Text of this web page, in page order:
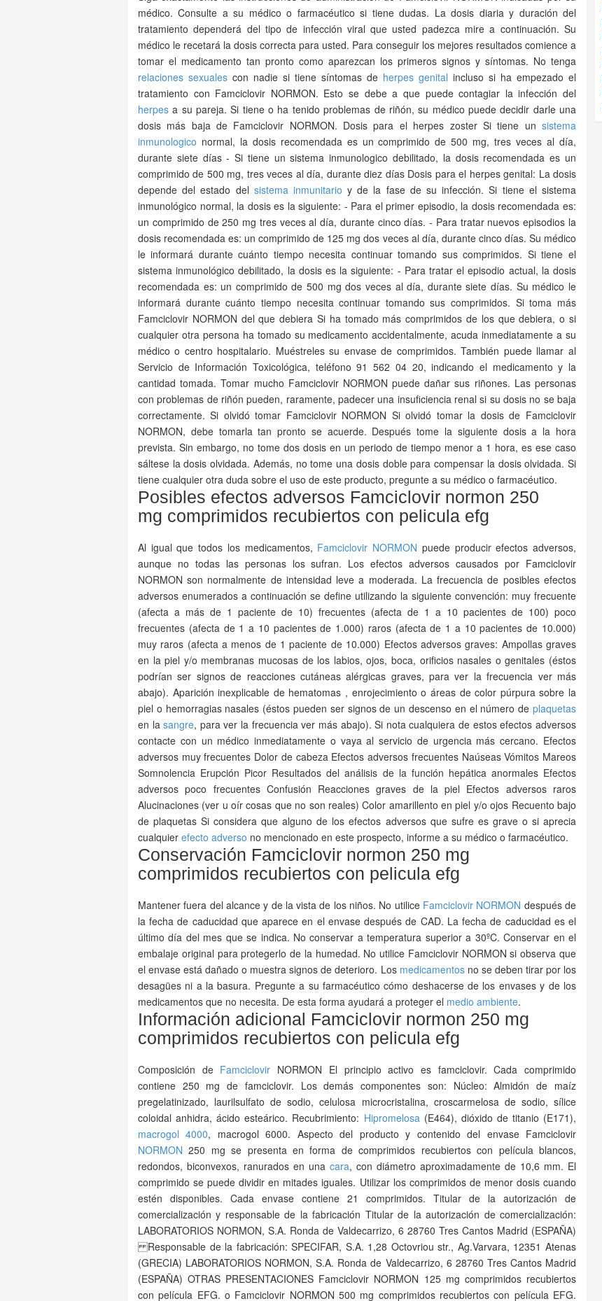
médico. Consulte a su médico o farmacéutico si tiene dudas. La dosis diaria y duración del
tratamiento dependerá del tipo de infección viral que usted padezca mire a continuación. Su
médico le recetará la dosis correcta para usted. Para conseguir los mejores resultados comience a
tomar el medicamento tan pronto como aparezcan los primeros signos y síntomas. No tenga
relaciones sexuales con nadie si tiene síntomas de herpes genital incluso si ha empezado el
tratamiento con Famciclovir NORMON. Esto se debe a que puede contagiar la infección del
herpes a su pareja. Si tiene o ha tenido problemas de riñón, su médico puede decidir darle una
dosis más baja de Famciclovir NORMON. Dosis para el herpes zoster Si tiene un sistema
inmunologico normal, la dosis recomendada es un comprimido de 500 mg, tres veces al día,
durante siete días - Si tiene un sistema inmunologico debilitado, la dosis recomendada es un
comprimido de 500 mg, tres veces al día, durante diez días Dosis para el herpes genital: La dosis
depende del estado del sistema inmunitario y de la fase de su infección. Si tiene el sistema
inmunológico normal, la dosis es la siguiente: - Para el primer episodio, la dosis recomendada es:
un comprimido de 250 mg tres veces al día, durante cinco días. - Para tratar nuevos episodios la
dosis recomendada es: un comprimido de 125 mg dos veces al día, durante cinco días. Su médico
le informará durante cuánto tiempo necesita continuar tomando sus comprimidos. Si tiene el
sistema inmunológico debilitado, la dosis es la siguiente: - Para tratar el episodio actual, la dosis
recomendada es: un comprimido de 500 mg dos veces al día, durante siete días. Su médico le
informará durante cuánto tiempo necesita continuar tomando sus comprimidos. Si toma más
Famciclovir NORMON del que debiera Si ha tomado más comprimidos de los que debiera, o si
cualquier otra persona ha tomado su medicamento accidentalmente, acuda inmediatamente a su
médico o centro hospitalario. Muéstreles su envase de comprimidos. También puede llamar al
Servicio de Información Toxicológica, teléfono 91 562 04 20, indicando el medicamento y la
cantidad tomada. Tomar mucho Famciclovir NORMON puede dañar sus riñones. Las personas
con problemas de riñón pueden, raramente, padecer una insuficiencia renal si su dosis no se baja
correctamente. Si olvidó tomar Famciclovir NORMON Si olvidó tomar la dosis de Famciclovir
NORMON, debe tomarla tan pronto se acuerde. Después tome la siguiente dosis a la hora
prevista. Sin embargo, no tome dos dosis en un periodo de tiempo menor a 1 hora, es ese caso
sáltese la dosis olvidada. Además, no tome una dosis doble para compensar la dosis olvidada. Si
tiene cualquier otra duda sobre el uso de este producto, pregunte a su médico o farmacéutico.
Posibles efectos adversos Famciclovir normon 250
mg comprimidos recubiertos con pelicula efg
Al igual que todos los medicamentos, Famciclovir NORMON puede producir efectos adversos,
aunque no todas las personas los sufran. Los efectos adversos causados por Famciclovir
NORMON son normalmente de intensidad leve a moderada. La frecuencia de posibles efectos
adversos enumerados a continuación se define utilizando la siguiente convención: muy frecuente
(afecta a más de 1 paciente de 10) frecuentes (afecta de 1 a 10 pacientes de 100) poco
frecuentes (afecta de 1 a 10 pacientes de 1.000) raros (afecta de 1 a 10 pacientes de 10.000)
muy raros (afecta a menos de 1 paciente de 10.000) Efectos adversos graves: Ampollas graves
en la piel y/o membranas mucosas de los labios, ojos, boca, orificios nasales o genitales (éstos
podrían ser signos de reacciones cutáneas alérgicas graves, para ver la frecuencia ver más
abajo). Aparición inexplicable de hematomas , enrojecimiento o áreas de color púrpura sobre la
piel o hemorragias nasales (éstos pueden ser signos de un descenso en el número de plaquetas
en lasangre, para ver la frecuencia ver más abajo). Si nota cualquiera de estos efectos adversos
contacte con un médico inmediatamente o vaya al servicio de urgencia más cercano. Efectos
adversos muy frecuentes Dolor de cabeza Efectos adversos frecuentes Naúseas Vómitos Mareos
Somnolencia Erupción Picor Resultados del análisis de la función hepática anormales Efectos
adversos poco frecuentes Confusión Reacciones graves de la piel Efectos adversos raros
Alucinaciones (ver u oír cosas que no son reales) Color amarillento en piel y/o ojos Recuento bajo
de plaquetas Si considera que alguno de los efectos adversos que sufre es grave o si aprecia
cualquier efecto adverso no mencionado en este prospecto, informe a su médico o farmacéutico.
Conservación Famciclovir normon 250 mg
comprimidos recubiertos con pelicula efg
Mantener fuera del alcance y de la vista de los niños. No utilice Famciclovir NORMON después de
la fecha de caducidad que aparece en el envase después de CAD. La fecha de caducidad es el
último día del mes que se indica. No conservar a temperatura superior a 30ºC. Conservar en el
embalaje original para protegerlo de la humedad. No utilice Famciclovir NORMON si observa que
el envase está dañado o muestra signos de deterioro. Los medicamentosno se deben tirar por los
desagües ni a la basura. Pregunte a su farmacéutico cómo deshacerse de los envases y de los
medicamentos que no necesita. De esta forma ayudará a proteger el medio ambiente.
Información adicional Famciclovir normon 250 mg
comprimidos recubiertos con pelicula efg
Composición de Famciclovir NORMON El principio activo es famciclovir. Cada comprimido
contiene 250 mg de famciclovir. Los demás componentes son: Núcleo: Almidón de maíz
pregelatinizado, laurilsulfato de sodio, celulosa microcristalina, croscarmelosa de sodio, sílice
coloidal anhidra, ácido esteárico. Recubrimiento: Hipromelosa(E464), dióxido de titanio (E171),
macrogol 4000, macrogol 6000. Aspecto del producto y contenido del envase Famciclovir
NORMON 250 mg se presenta en forma de comprimidos recubiertos con película blancos,
redondos, biconvexos, ranurados en una cara, con diámetro aproximadamente de 10,6 mm. El
comprimido se puede dividir en mitades iguales. Utilizar los comprimidos de menor dosis cuando
estén disponibles. Cada envase contiene 21 comprimidos. Titular de la autorización de
comercialización y responsable de la fabricación Titular de la autorización de comercialización:
LABORATORIOS NORMON, S.A. Ronda de Valdecarrizo, 6 28760 Tres Cantos Madrid (ESPAÑA)
Responsable de la fabricación: SPECIFAR, S.A. 1,28 Octovriou str., Ag.Varvara, 12351 Atenas
(GRECIA) LABORATORIOS NORMON, S.A. Ronda de Valdecarrizo, 6 28760 Tres Cantos Madrid
(ESPAÑA) OTRAS PRESENTACIONES Famciclovir NORMON 125 mg comprimidos recubiertos
con película EFG. o Famciclovir NORMON 500 mg comprimidos recubiertos con película EFG.